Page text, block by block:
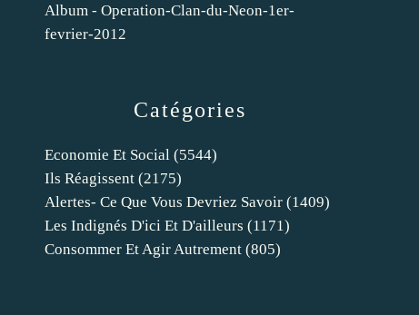
Catégories
Economie Et Social (5544)
Ils Réagissent (2175)
Alertes- Ce Que Vous Devriez Savoir (1409)
Les Indignés D'ici Et D'ailleurs (1171)
Consommer Et Agir Autrement (805)
Album - Operation-Clan-du-Neon-1er-
fevrier-2012